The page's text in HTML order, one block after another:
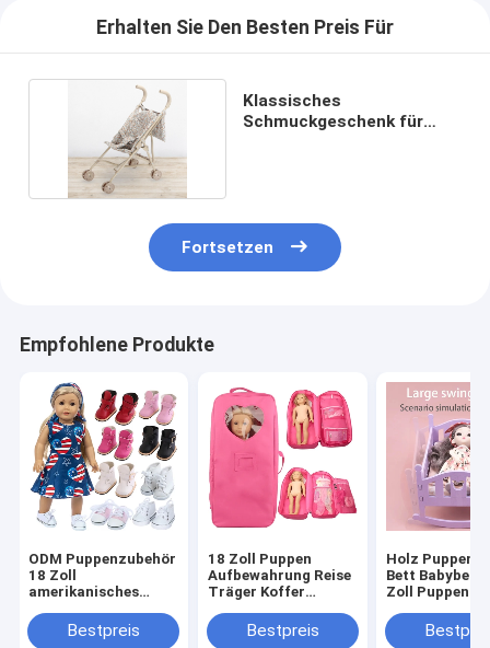
Erhalten Sie Den Besten Preis Für
Klassisches
Schmuckgeschenk für
Fortsetzen
Empfohlene Produkte
ODM Puppenzubehör
18 Zoll
amerikanisches
Schuhe Stiefel 45 cm
Kleidung Winter
Bestpreis
18 Zoll Puppen
Aufbewahrung Reise
Träger Koffer
amerikanischen Stil
Mädchen Kinder
Bestpreis
Holz
Bett Babybett
Zoll Puppen
Accessoires
Kinder